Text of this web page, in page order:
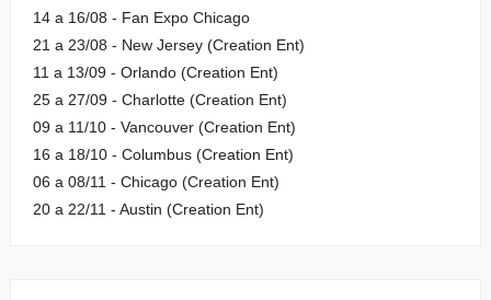
14 a 16/08 - Fan Expo Chicago
21 a 23/08 - New Jersey (Creation Ent)
11 a 13/09 - Orlando (Creation Ent)
25 a 27/09 - Charlotte (Creation Ent)
09 a 11/10 - Vancouver (Creation Ent)
16 a 18/10 - Columbus (Creation Ent)
06 a 08/11 - Chicago (Creation Ent)
20 a 22/11 - Austin (Creation Ent)